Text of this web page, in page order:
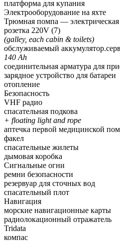
платформа для купания
Электрооборудование на яхте
Трюмная помпа — электрическая
розетка 220V (7)
(galley, each cabin & toilets)
обслуживаемый
140 Ah
соединительная арматура для
зарядное устройство для батареи
отопление
Безопасность
VHF радио
спасательная подкова
+ floating light and rope
аптечка первой медицинской
факел
спасательные жилеты
дымовая коробка
Сигнальные огни
ремни безопасности
резервуар для сточных вод
спасательный плот
Навигация
морские навигационные карты
радиолокационный отражатель
Tridata
компас